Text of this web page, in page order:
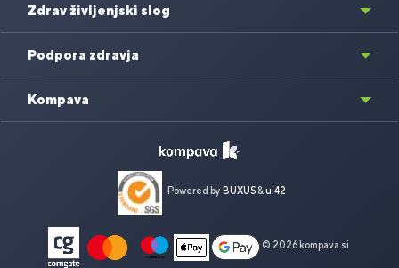
Zdrav življenjski slog
Podpora zdravja
Kompava
Powered by BUXUS&ui42
© 2026 kompava.si